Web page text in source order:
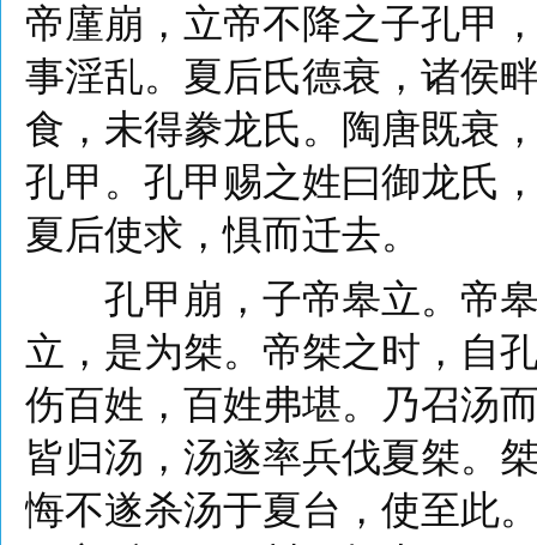
帝廑崩，立帝不降之子孔甲
事淫乱。夏后氏德衰，诸侯
食，未得豢龙氏。陶唐既衰
孔甲。孔甲赐之姓曰御龙氏
夏后使求，惧而迁去。
孔甲崩，子帝皋立。帝皋
立，是为桀。帝桀之时，自
伤百姓，百姓弗堪。乃召汤
皆归汤，汤遂率兵伐夏桀。
悔不遂杀汤于夏台，使至此